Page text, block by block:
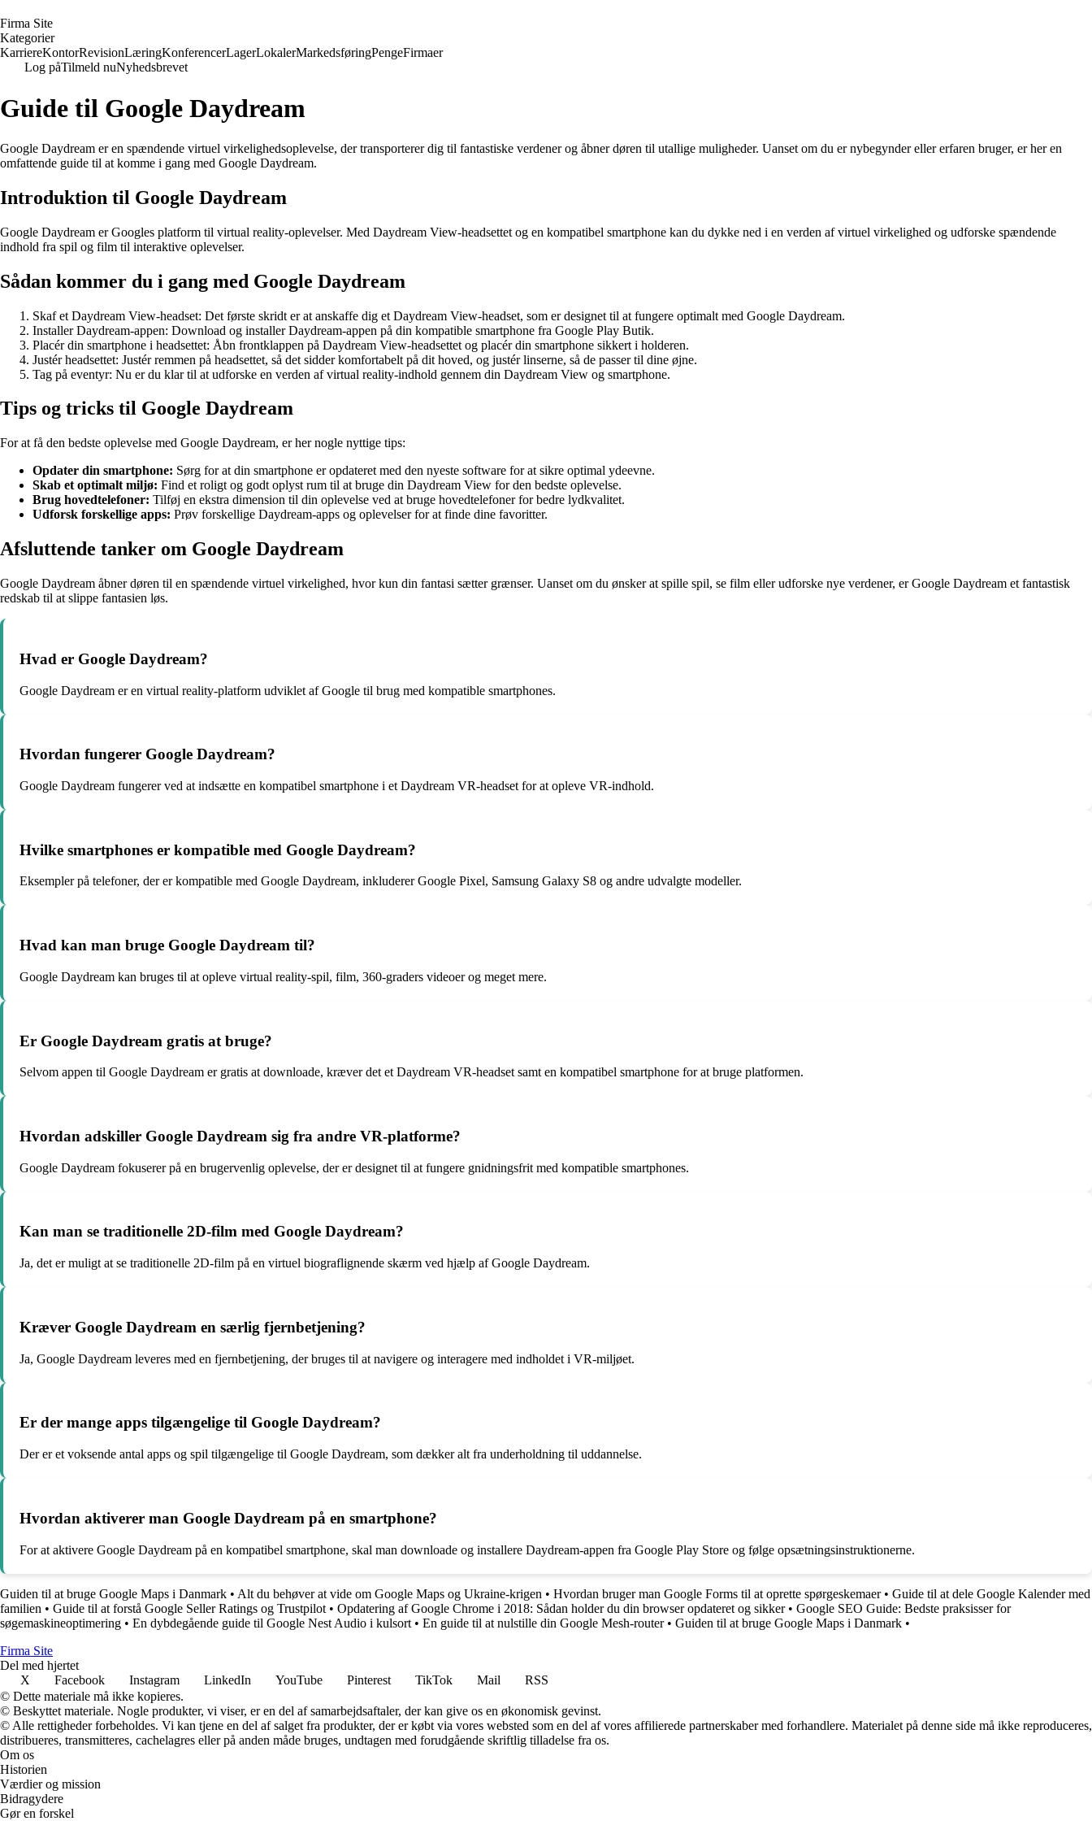
Firma Site
Kategorier
KarriereKontorRevisionLæringKonferencerLagerLokalerMarkedsføringPengeFirmaer
Log påTilmeld nuNyhedsbrevet
Guide til Google Daydream
Google Daydream er en spændende virtuel virkelighedsoplevelse, der transporterer dig til fantastiske verdener og åbner døren til utallige muligheder. Uanset om du er nybegynder eller erfaren bruger, er her en
omfattende guide til at komme i gang med Google Daydream.
Introduktion til Google Daydream
Google Daydream er Googles platform til virtual reality-oplevelser. Med Daydream View-headsettet og en kompatibel smartphone kan du dykke ned i en verden af virtuel virkelighed og udforske spændende
indhold fra spil og film til interaktive oplevelser.
Sådan kommer du i gang med Google Daydream
Skaf et Daydream View-headset: Det første skridt er at anskaffe dig et Daydream View-headset, som er designet til at fungere optimalt med Google Daydream.
Installer Daydream-appen: Download og installer Daydream-appen på din kompatible smartphone fra Google Play Butik.
Placér din smartphone i headsettet: Åbn frontklappen på Daydream View-headsettet og placér din smartphone sikkert i holderen.
Justér headsettet: Justér remmen på headsettet, så det sidder komfortabelt på dit hoved, og justér linserne, så de passer til dine øjne.
Tag på eventyr: Nu er du klar til at udforske en verden af virtual reality-indhold gennem din Daydream View og smartphone.
Tips og tricks til Google Daydream
For at få den bedste oplevelse med Google Daydream, er her nogle nyttige tips:
Opdater din smartphone: Sørg for at din smartphone er opdateret med den nyeste software for at sikre optimal ydeevne.
Skab et optimalt miljø: Find et roligt og godt oplyst rum til at bruge din Daydream View for den bedste oplevelse.
Brug hovedtelefoner: Tilføj en ekstra dimension til din oplevelse ved at bruge hovedtelefoner for bedre lydkvalitet.
Udforsk forskellige apps: Prøv forskellige Daydream-apps og oplevelser for at finde dine favoritter.
Afsluttende tanker om Google Daydream
Google Daydream åbner døren til en spændende virtuel virkelighed, hvor kun din fantasi sætter grænser. Uanset om du ønsker at spille spil, se film eller udforske nye verdener, er Google Daydream et fantastisk
redskab til at slippe fantasien løs.
Hvad er Google Daydream?
Google Daydream er en virtual reality-platform udviklet af Google til brug med kompatible smartphones.
Hvordan fungerer Google Daydream?
Google Daydream fungerer ved at indsætte en kompatibel smartphone i et Daydream VR-headset for at opleve VR-indhold.
Hvilke smartphones er kompatible med Google Daydream?
Eksempler på telefoner, der er kompatible med Google Daydream, inkluderer Google Pixel, Samsung Galaxy S8 og andre udvalgte modeller.
Hvad kan man bruge Google Daydream til?
Google Daydream kan bruges til at opleve virtual reality-spil, film, 360-graders videoer og meget mere.
Er Google Daydream gratis at bruge?
Selvom appen til Google Daydream er gratis at downloade, kræver det et Daydream VR-headset samt en kompatibel smartphone for at bruge platformen.
Hvordan adskiller Google Daydream sig fra andre VR-platforme?
Google Daydream fokuserer på en brugervenlig oplevelse, der er designet til at fungere gnidningsfrit med kompatible smartphones.
Kan man se traditionelle 2D-film med Google Daydream?
Ja, det er muligt at se traditionelle 2D-film på en virtuel biograflignende skærm ved hjælp af Google Daydream.
Kræver Google Daydream en særlig fjernbetjening?
Ja, Google Daydream leveres med en fjernbetjening, der bruges til at navigere og interagere med indholdet i VR-miljøet.
Er der mange apps tilgængelige til Google Daydream?
Der er et voksende antal apps og spil tilgængelige til Google Daydream, som dækker alt fra underholdning til uddannelse.
Hvordan aktiverer man Google Daydream på en smartphone?
For at aktivere Google Daydream på en kompatibel smartphone, skal man downloade og installere Daydream-appen fra Google Play Store og følge opsætningsinstruktionerne.
Guiden til at bruge Google Maps i Danmark • Alt du behøver at vide om Google Maps og Ukraine-krigen • Hvordan bruger man Google Forms til at oprette spørgeskemaer• Guide til at dele Google Kalender med
familien • Guide til at forstå Google Seller Ratings og Trustpilot • Opdatering af Google Chrome i 2018: Sådan holder du din browser opdateret og sikker• Google SEO Guide: Bedste praksisser for
søgemaskineoptimering • En dybdegående guide til Google Nest Audio i kulsort • En guide til at nulstille din Google Mesh-router• Guiden til at bruge Google Maps i Danmark •
Firma Site
Del med hjertet
X
Facebook Instagram LinkedIn YouTube Pinterest TikTok Mail
RSS
© Dette materiale må ikke kopieres.
© Beskyttet materiale. Nogle produkter, vi viser, er en del af samarbejdsaftaler, der kan give os en økonomisk gevinst.
© Alle rettigheder forbeholdes. Vi kan tjene en del af salget fra produkter, der er købt via vores websted som en del af vores affilierede partnerskaber med forhandlere. Materialet på denne side må ikke reproduceres,
distribueres, transmitteres, cachelagres eller på anden måde bruges, undtagen med forudgående skriftlig tilladelse fra os.
Om os
Historien
Værdier og mission
Bidragydere
Gør en forskel